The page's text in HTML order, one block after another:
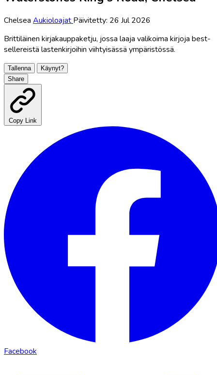
Chelsea Aukioloajat Päivitetty: 26 Jul 2026
Brittiläinen kirjakauppaketju, jossa laaja valikoima kirjoja best-
sellereistä lastenkirjoihin viihtyisässä ympäristössä.
Tallenna
Käynyt?
Share
Copy Link
Facebook